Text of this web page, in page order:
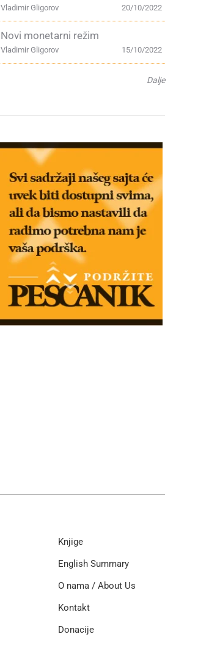
20/10/2022
Vladimir Gligorov
Novi monetarni režim
15/10/2022
Vladimir Gligorov
Dalje
Knjige
English Summary
O nama / About Us
Kontakt
Donacije